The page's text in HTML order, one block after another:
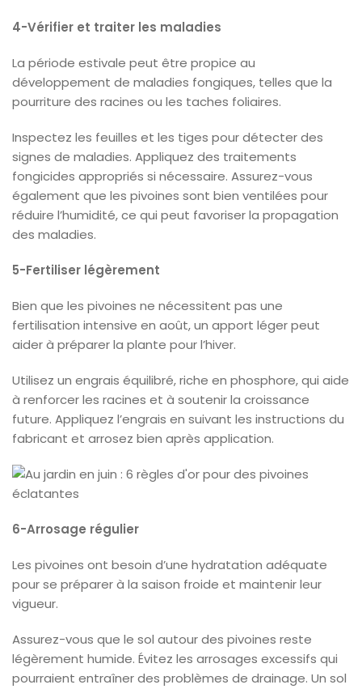
4-Vérifier et traiter les maladies
La période estivale peut être propice au
développement de maladies fongiques, telles que la
pourriture des racines ou les taches foliaires.
Inspectez les feuilles et les tiges pour détecter des
signes de maladies. Appliquez des traitements
fongicides appropriés si nécessaire. Assurez-vous
également que les pivoines sont bien ventilées pour
réduire l’humidité, ce qui peut favoriser la propagation
des maladies.
5-Fertiliser légèrement
Bien que les pivoines ne nécessitent pas une
fertilisation intensive en août, un apport léger peut
aider à préparer la plante pour l’hiver.
Utilisez un engrais équilibré, riche en phosphore, qui aide
à renforcer les racines et à soutenir la croissance
future. Appliquez l’engrais en suivant les instructions du
fabricant et arrosez bien après application.
6-Arrosage régulier
Les pivoines ont besoin d’une hydratation adéquate
pour se préparer à la saison froide et maintenir leur
vigueur.
Assurez-vous que le sol autour des pivoines reste
légèrement humide. Évitez les arrosages excessifs qui
pourraient entraîner des problèmes de drainage. Un sol